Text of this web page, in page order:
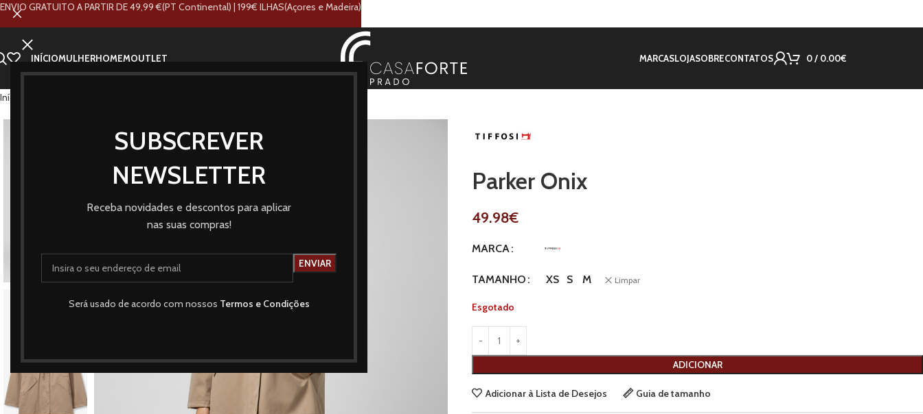
SUBSCREVER
NEWSLETTER
Receba novidades e descontos para aplicar
nas suas compras!
Será usado de acordo com nossos Termos e Condições
INÍCIOMULHERHOMEMOUTLET MARCASLOJASOBRECONTATOS 0/ 0.00€
Início
ESGOT
ADO
NOVO Parker Onix
49.98€
MARCA
TAMANHO XS S M Limpar
Esgotado
ADICIONAR
Adicionar à Lista de Desejos Guia de tamanho
ENVIO GRATUITO A PARTIR DE 49,99 €(PT Continental) | 199€ ILHAS(Açores e Madeira)